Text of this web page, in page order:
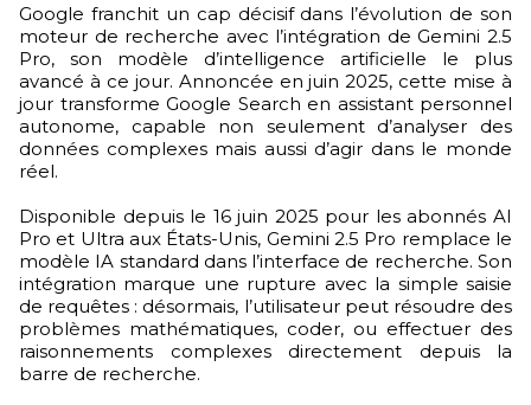
Google franchit un cap décisif dans l’évolution de son
moteur de recherche avec l’intégration de Gemini 2.5
Pro, son modèle d’intelligence artificielle le plus
avancé à ce jour. Annoncée en juin 2025, cette mise à
jour transforme Google Search en assistant personnel
autonome, capable non seulement d’analyser des
données complexes mais aussi d’agir dans le monde
réel.
Disponible depuis le 16 juin 2025 pour les abonnés AI
Pro et Ultra aux États-Unis, Gemini 2.5 Pro remplace le
modèle IA standard dans l’interface de recherche. Son
intégration marque une rupture avec la simple saisie
de requêtes : désormais, l’utilisateur peut résoudre des
problèmes mathématiques, coder, ou effectuer des
raisonnements complexes directement depuis la
barre de recherche.